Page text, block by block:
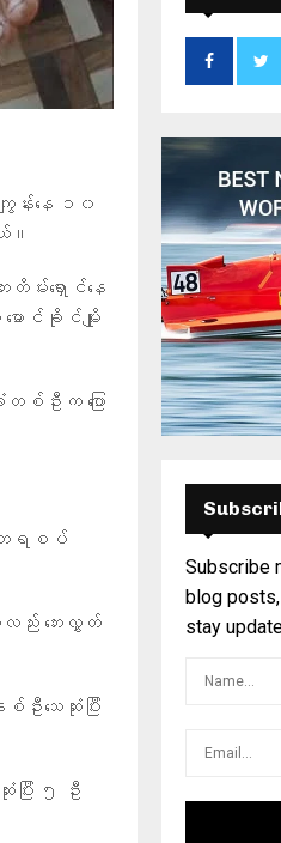
းနေ ၁၀
။
တိမ်းရှောင်နေ
ောင်ခိုင်မျိုး
ဦးက ပြော
တရစပ်
း ဘေးလွှတ်
သေဆုံးပြီး
း ၅ ဦး
:
Subscribe
blog
stay